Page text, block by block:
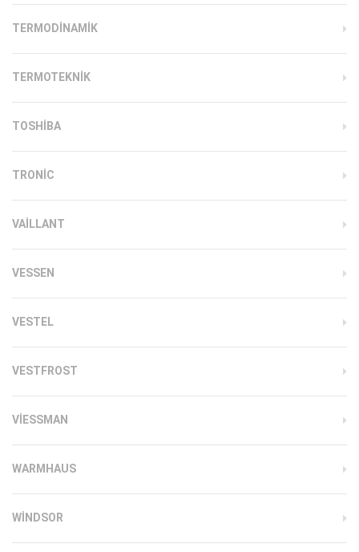
TERMODINAMIK
TERMOTEKNIK
TOSHIBA
TRONIC
VAILLANT
VESSEN
VESTEL
VESTFROST
VIESSMAN
WARMHAUS
WINDSOR